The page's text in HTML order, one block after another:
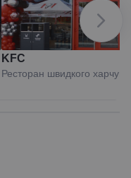
KFC
Ресторан швидкого